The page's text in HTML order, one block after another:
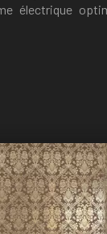
électrique